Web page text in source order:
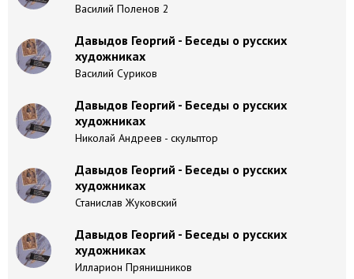
Василий Поленов 2
Давыдов Георгий - Беседы о русских
художниках
Василий Суриков
Давыдов Георгий - Беседы о русских
художниках
Николай Андреев - скульптор
Давыдов Георгий - Беседы о русских
художниках
Станислав Жуковский
Давыдов Георгий - Беседы о русских
художниках
Илларион Прянишников